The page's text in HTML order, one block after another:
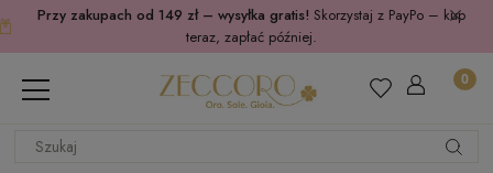
Przy zakupach od 149 zł – wysyłka gratis! Skorzystaj z PayPo – kup
teraz, zapłać później.